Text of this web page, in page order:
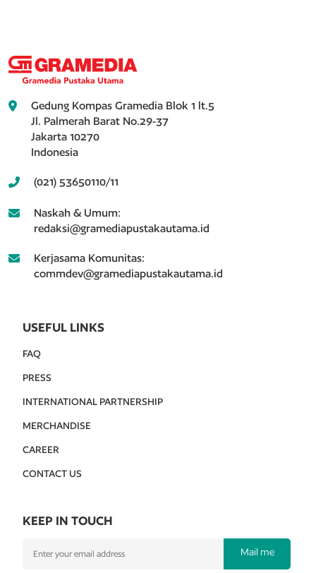
Gedung Kompas Gramedia Blok 1 lt.5
Jl. Palmerah Barat No.29-37
Jakarta 10270
Indonesia
(021) 53650110/11
Naskah & Umum:
redaksi@gramediapustakautama.id
Kerjasama Komunitas:
commdev@gramediapustakautama.id
USEFUL LINKS
FAQ
PRESS
INTERNATIONAL PARTNERSHIP
MERCHANDISE
CAREER
CONTACT US
KEEP IN TOUCH
Mail me